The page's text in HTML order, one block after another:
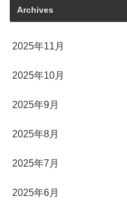
Archives
2025年11月
2025年10月
2025年9月
2025年8月
2025年7月
2025年6月